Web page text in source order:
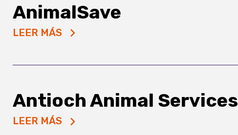
AnimalSave
LEER MÁS
Antioch Animal Services
LEER MÁS